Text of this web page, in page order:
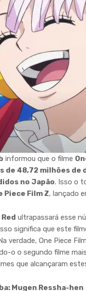
informou que o filme
de 48,72 milhões de
no Japão. Isso o
Piece Film Z, lançado
ultrapassará esse
significa que este
verdade, One Piece
o o segundo filme
que alcançaram
Mugen Ressha-hen